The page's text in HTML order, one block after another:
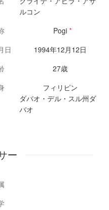
ルコン
Pogi *
日
1994年12月12日
27歳
フィリピン
ダバオ・デル・スル州ダ
バオ
ー